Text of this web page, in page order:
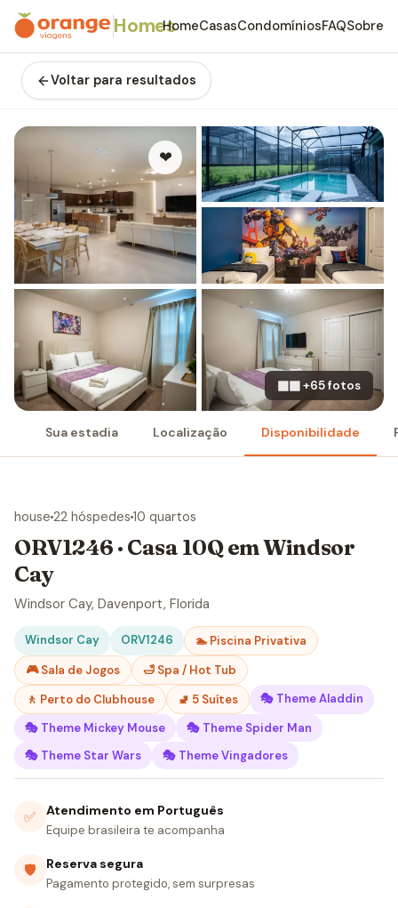
HomesHomeCasasCondomíniosFAQSobre
Voltar para resultados
❤
▦▦ +65 fotos
Sua estadia Localização Disponibilidade
house 22 hóspedes 10 quartos
ORV1246 · Casa 10Q em Windsor
Cay
Windsor Cay, Davenport, Florida
Windsor Cay ORV1246
🏊 Piscina Privativa
🎮 Sala de Jogos
🛁 Spa / Hot Tub
🚶 Perto do Clubhouse
🚽 5 Suítes
🎭 Theme Aladdin
🎭 Theme Mickey Mouse
🎭 Theme Spider Man
🎭 Theme Star Wars
🎭 Theme Vingadores
✅ Atendimento em Português
Equipe brasileira te acompanha
🛡 Reserva segura
Pagamento protegido, sem surpresas